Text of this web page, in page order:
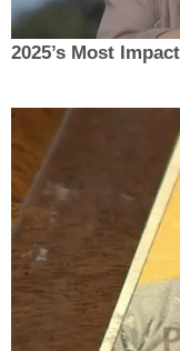
2025’s Most